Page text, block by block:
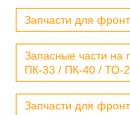
Запчасти для
Запасные части на
ПК-33 / ПК-40 / ТО-
Запчасти для